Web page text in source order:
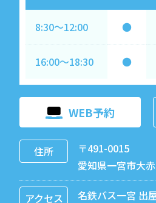
8:30～12:00 ●
16:00～18:30 ●
WEB予約
住所
〒491-0015
愛知県一宮市大
アクセス
名鉄バス一宮 出